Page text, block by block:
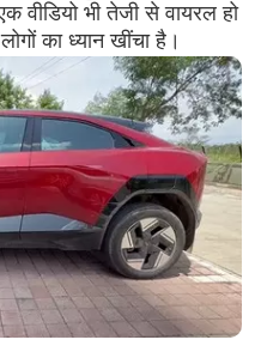
वीडियो भी तेजी से वायरल हो
का ध्यान खींचा है।